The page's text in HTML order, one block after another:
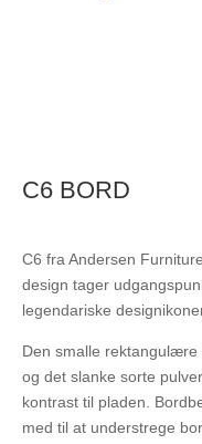
C6 BORD
C6 fra Andersen
design tager
legendariske
Den smalle rektangulære
og det slanke sorte
kontrast til pladen.
med til at understrege